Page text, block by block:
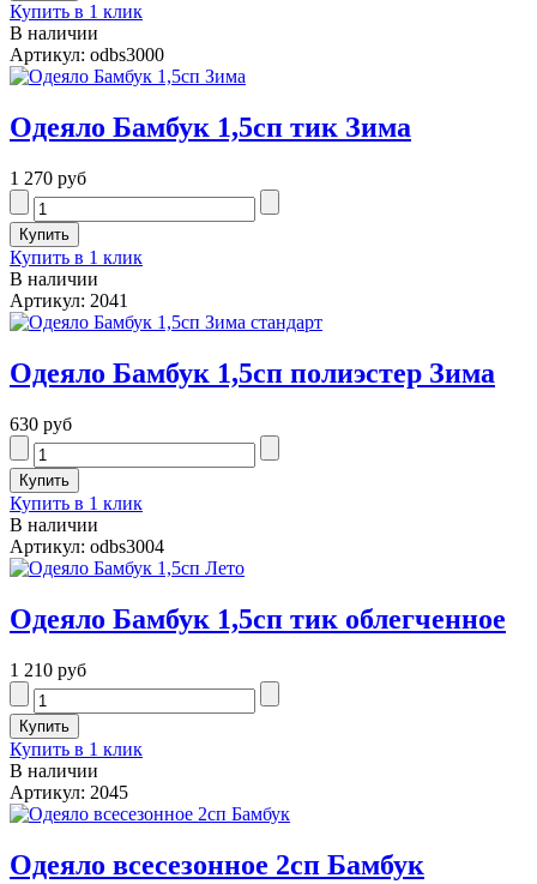
Купить в 1 клик
В наличии
Артикул: odbs3000
Одеяло Бамбук 1,5сп тик Зима
1 270 руб
Купить в 1 клик
В наличии
Артикул: 2041
Одеяло Бамбук 1,5сп полиэстер Зима
630 руб
Купить в 1 клик
В наличии
Артикул: odbs3004
Одеяло Бамбук 1,5сп тик облегченное
1 210 руб
Купить в 1 клик
В наличии
Артикул: 2045
Одеяло всесезонное 2сп Бамбук